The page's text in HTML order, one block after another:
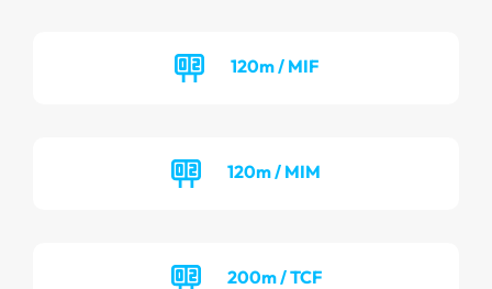
120m / MIF
120m / MIM
200m / TCF